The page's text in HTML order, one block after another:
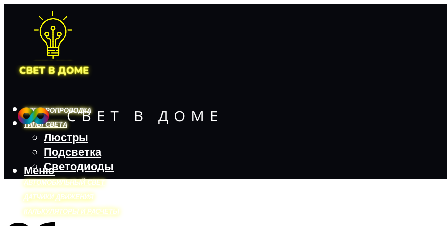
ЭЛЕКТРОПРОВОДКА
ТИПЫ СВЕТА
Люстры
Подсветка
Светодиоды
АВТОМОБИЛЬНЫЙ СВЕТ
ДАТЧИКИ ДВИЖЕНИЯ
КАЛЬКУЛЯТОРЫ И РАСЧЕТЫ
Меню